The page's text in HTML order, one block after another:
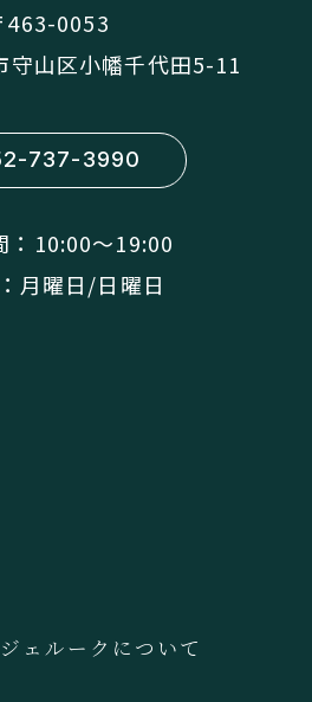
463-0053
守山区小幡千代田5-11
737-3990
：10:00〜19:00
月曜日/日曜日
ジェルークについて